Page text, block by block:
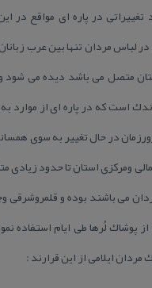
در پاره ای مواقع در
در لباس مردان تنها بین عرب
متصل می باشد دیده می شود
است كه در پاره ای از موارد
در حال تغییر به سوی
ومركزی استان تا حدود زیادی
می باشند بوده و قلمروشرقی
پوشاك لُرها طی ایام استفاده
ایلامی از این قرارند :